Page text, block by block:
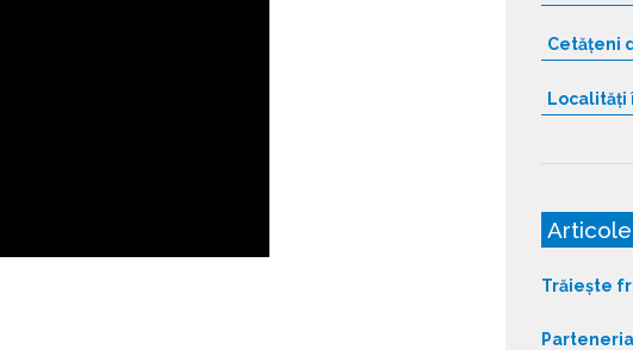
Cetățeni
Localități
Trăiește